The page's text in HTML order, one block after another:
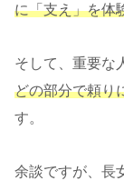
に「支え」を体
そして、重要な
どの部分で頼り
す。
余談ですが、長